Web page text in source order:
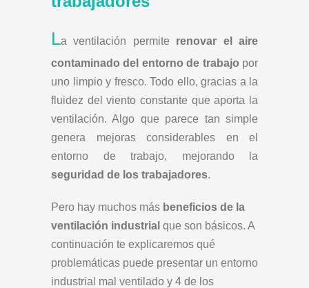
La ventilación permite renovar el aire
contaminado del entorno de trabajo por
uno limpio y fresco. Todo ello, gracias a la
fluidez del viento constante que aporta la
ventilación. Algo que parece tan simple
genera mejoras considerables en el
entorno de trabajo, mejorando la
seguridad de los trabajadores.
Pero hay muchos más beneficios de la
ventilación industrial que son básicos. A
continuación te explicaremos qué
problemáticas puede presentar un entorno
industrial mal ventilado y 4 de los